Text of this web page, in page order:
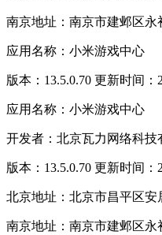
南京地址：南京市建邺区永
应用名称：小米游戏中心
版本：13.5.0.70 更新时间：
应用名称：小米游戏中心
开发者：北京瓦力网络科技
版本：13.5.0.70 更新时间：
北京地址：北京市昌平区安
南京地址：南京市建邺区永